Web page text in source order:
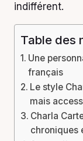
indifférent.
Table des
Une
français
Le style
mais
Charla
chroniques